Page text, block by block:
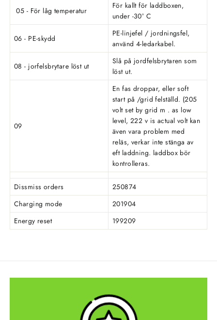
05 - För låg temperatur
För kallt för laddboxen,
under -30° C
06 - PE-skydd
PE-linjefel / jordningsfel,
använd 4-ledarkabel.
08 - jorfelsbrytare löst ut
Slå på jordfelsbrytaren som
löst ut.
09
En fas droppar, eller soft
start på /grid felställd. (205
volt set by grid m . as low
level, 222 v is actual volt kan
även vara problem med
reläs, verkar inte stänga av
eft laddning. laddbox bör
kontrolleras.
Dissmiss orders
250874
Charging mode
201904
Energy reset
199209